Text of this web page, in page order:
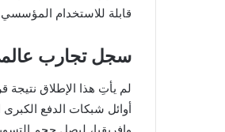
قابلة للاستخدام
سجل تجارب
أوائل شبكات الدفع
وإفريقيا، ليصل حجم التسويات الشهرية بحلول نوفمبر 2025 إلى